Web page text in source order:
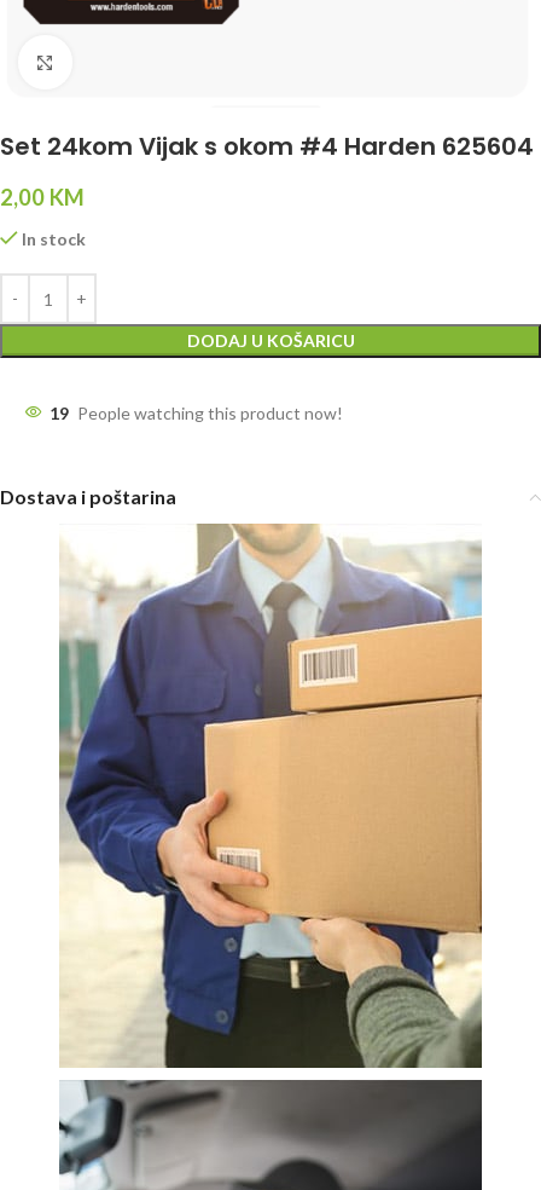
Set 24kom Vijak s okom #4 Harden 625604
2,00 KM
In stock
DODAJ U KOŠARICU
19 People watching this product now!
Dostava i poštarina